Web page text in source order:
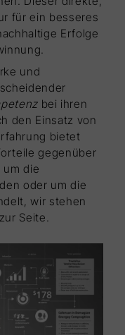
für ein besseres
Erfolge
und
bei ihren
den Einsatz von
bietet
gegenüber
um die
oder um die
wir stehen
Seite.